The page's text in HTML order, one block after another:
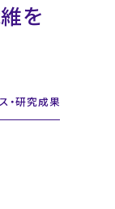
を
・研究成果